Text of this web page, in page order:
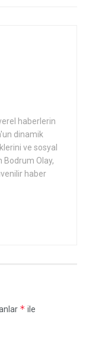
haberlerin
dinamik
ve sosyal
Bodrum Olay,
haber
* ile